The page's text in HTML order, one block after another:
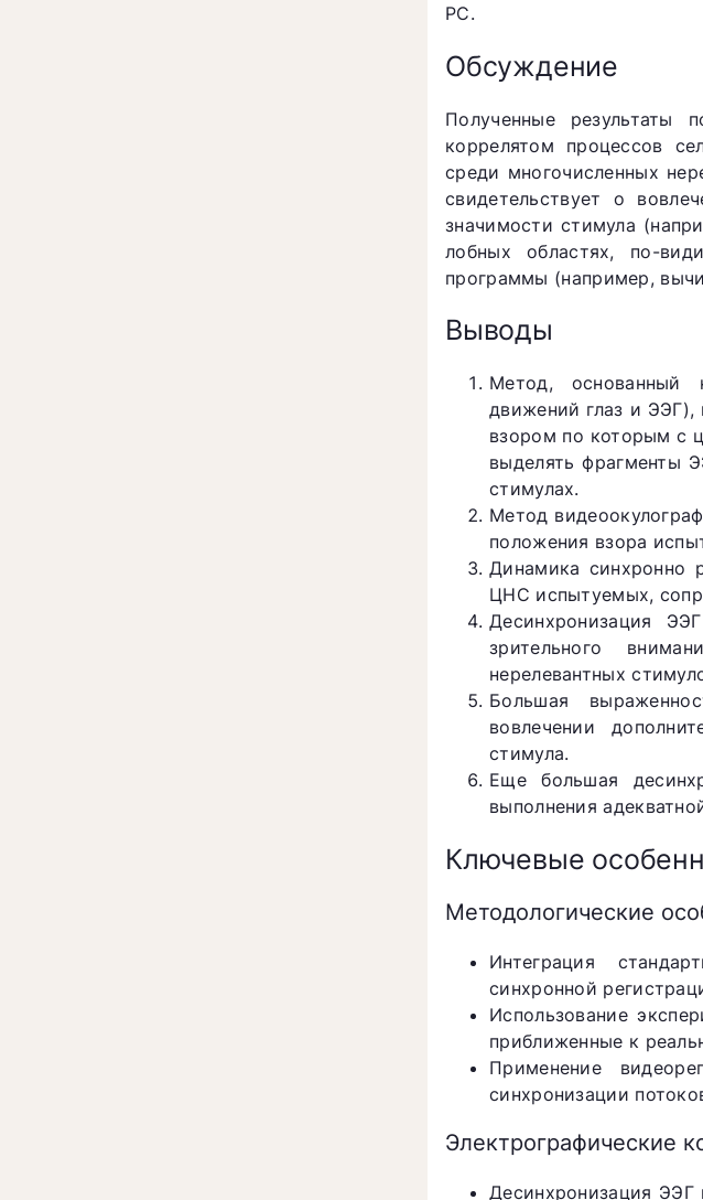
РС.
Обсуждение
Полученные результаты
коррелятом процессов
среди многочисленных
свидетельствует о
значимости стимула
лобных областях, по-
программы (например,
Выводы
Метод, основанный
движений глаз и ЭЭГ),
взором по которым с
выделять фрагменты
стимулах.
Метод
положения взора
Динамика синхронно
ЦНС испытуемых,
Десинхронизация
зрительного
нерелевантных
Большая
вовлечении
стимула.
Еще большая
выполнения
Ключевые
Методологические
Интеграция
синхронной
Использование
приближенные к
Применение
синхронизации
Электрографические
Десинхронизация ЭЭГ